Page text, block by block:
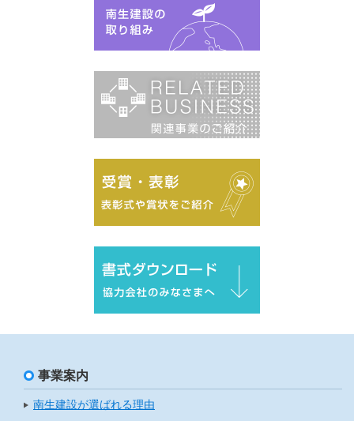
事業案内
南生建設が選ばれる理由